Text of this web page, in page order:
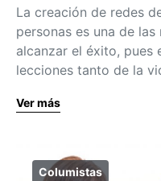
La creación de redes
personas es una de
alcanzar el éxito, pues
lecciones tanto de la
Ver más
Columistas